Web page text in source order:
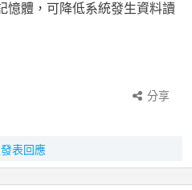
憶體，可降低系統發生資料讀
分享
表回應